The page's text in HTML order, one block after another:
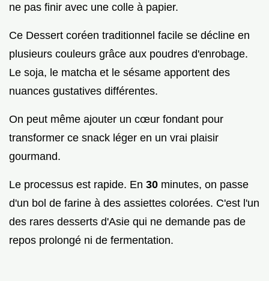
ne pas finir avec une colle à papier.
Ce Dessert coréen traditionnel facile se décline en
plusieurs couleurs grâce aux poudres d'enrobage.
Le soja, le matcha et le sésame apportent des
nuances gustatives différentes.
On peut même ajouter un cœur fondant pour
transformer ce snack léger en un vrai plaisir
gourmand.
Le processus est rapide. En 30 minutes, on passe
d'un bol de farine à des assiettes colorées. C'est l'un
des rares desserts d'Asie qui ne demande pas de
repos prolongé ni de fermentation.